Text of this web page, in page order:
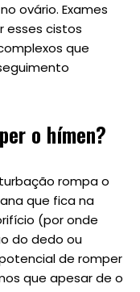
ovário. Exames
esses cistos
que
o hímen?
rompa o
que fica na
(por onde
do dedo ou
de romper
que apesar de o